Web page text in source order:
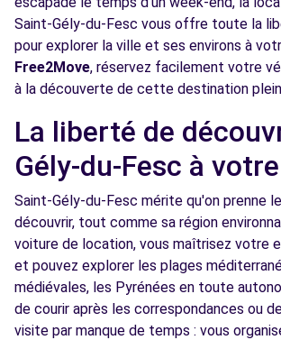
Voir l'agence
Free2move Rent - TRESSOL
905 RUE DE L'INDUSTRIE
MONTPELLIER, FR-34, 34000
Voir l'agence
Free2move Rent - TRESSOL
MONTPELLIER - MONTPELLIER (P)
905 RUE DE L'INDUSTRIE
MONTPELLIER, FR-34, 34000
Saint-Gély-du-Fesc vous offre toute la
pour explorer la ville et ses environs à
Free2Move, réservez facilement votre
à la découverte de cette destination
La liberté de
Gély-du-Fesc à
Saint-Gély-du-Fesc mérite qu'on prenne
découvrir, tout comme sa région
voiture de location, vous maîtrisez votre
et pouvez explorer les plages
médiévales, les Pyrénées en toute
de courir après les correspondances ou
visite par manque de temps : vous